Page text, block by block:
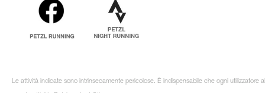
Le attività indicate sono intrinsecamente pericolose. È indispensabile che ogni utilizzatore